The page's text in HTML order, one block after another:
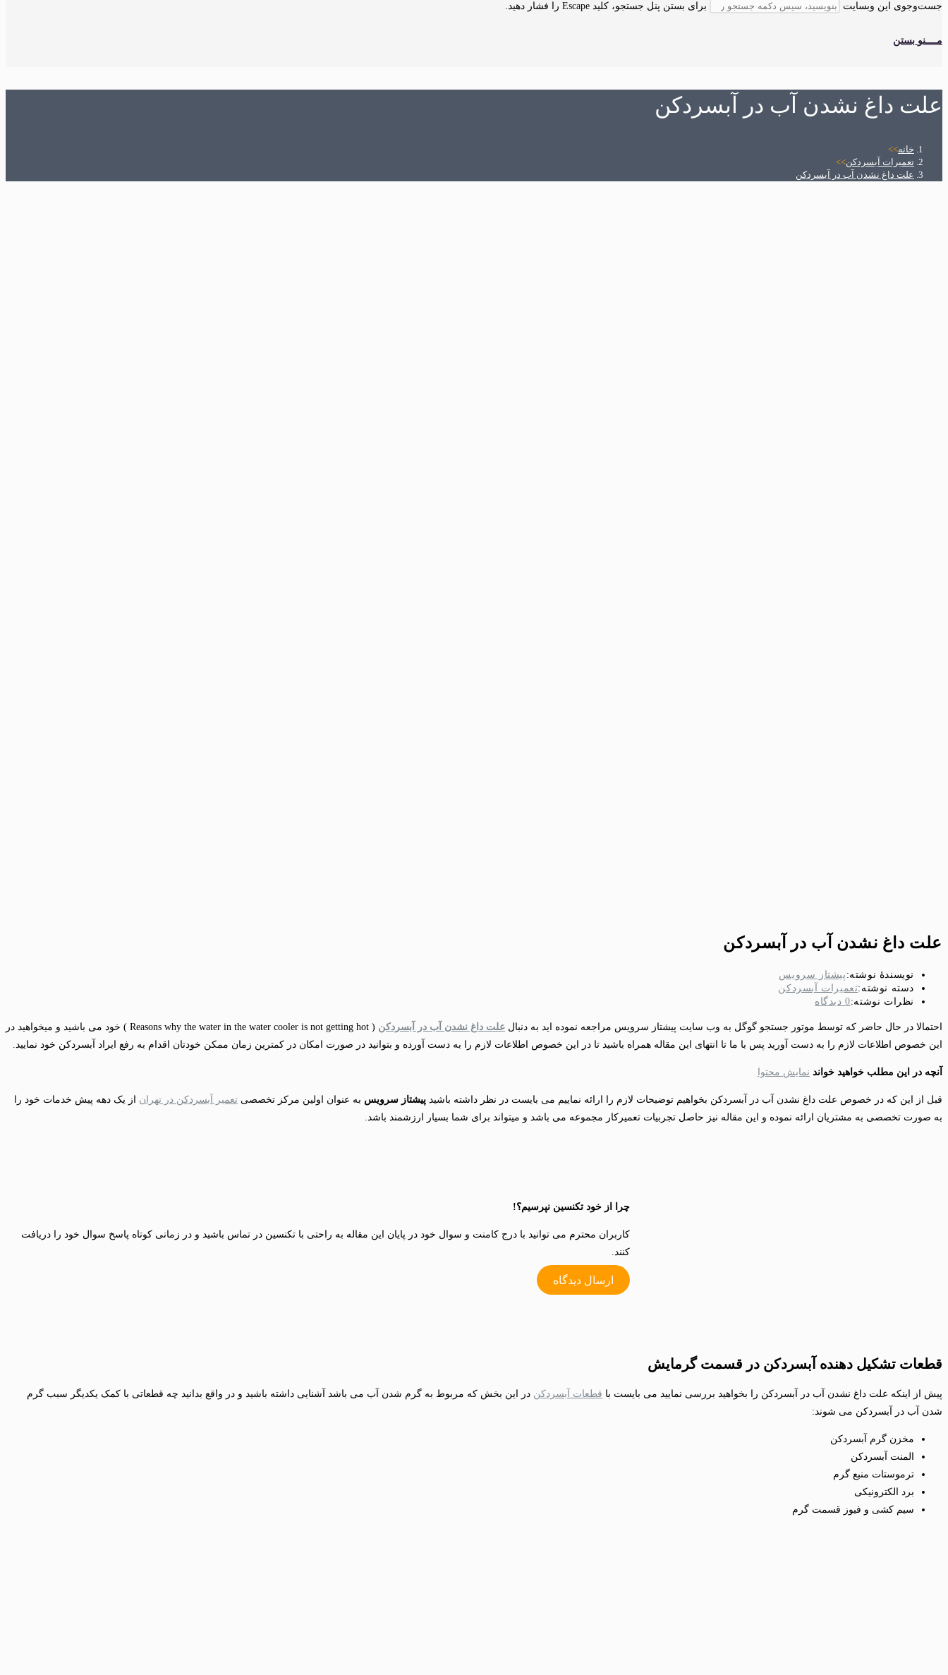
جست‌وجوی این وبسایت برای بستن پنل جستجو، کلید Escape را فشار دهید.
مــــنو بستن
علت داغ نشدن آب در آبسردکن
خانه>>
تعمیرات آبسردکن>>
علت داغ نشدن آب در آبسردکن
علت داغ نشدن آب در آبسردکن
نویسندهٔ نوشته: پیشتاز سرویس
دسته‌ نوشته:تعمیرات آبسردکن
نظرات نوشته:0 دیدگاه
احتمالا در حال حاضر که توسط موتور جستجو گوگل به وب سایت پیشتاز سرویس مراجعه نموده اید به دنبال علت داغ نشدن آب در آبسردکن
( Reasons why the water in the water cooler is not getting hot ) خود می باشید و میخواهید در
این خصوص اطلاعات لازم را به دست آورید پس با ما تا انتهای این مقاله همراه باشید تا در این خصوص اطلاعات لازم را به دست آورده و بتوانید در صورت امکان در کمترین زمان ممکن خودتان اقدام به رفع ایراد آبسردکن خود نمایید.
آنچه در این مطلب خواهید خواند نمایش محتوا
قبل از این که در خصوص علت داغ نشدن آب در آبسردکن بخواهیم توضیحات لازم را ارائه نماییم می بایست در نظر داشته باشید پیشتاز سرویس به عنوان اولین مرکز تخصصی تعمیر آبسردکن در تهران از یک دهه پیش خدمات خود را
به صورت تخصصی به مشتریان ارائه نموده و این مقاله نیز حاصل تجربیات تعمیرکار مجموعه می باشد و میتواند برای شما بسیار ارزشمند باشد.
چرا از خود تکنسین نپرسیم؟!
کاربران محترم می توانید با درج کامنت و سوال خود در پایان این مقاله به راحتی با تکنسین در تماس باشید و در زمانی کوتاه پاسخ سوال خود را دریافت
کنند.
ارسال دیدگاه
قطعات تشکیل دهنده آبسردکن در قسمت گرمایش
پیش از اینکه علت داغ نشدن آب در آبسردکن را بخواهید بررسی نمایید می بایست با قطعات آبسردکن در این بخش که مربوط به گرم شدن آب می باشد آشنایی داشته باشید و در واقع بدانید چه قطعاتی با کمک یکدیگر سبب گرم
شدن آب در آبسردکن می شوند:
مخزن گرم آبسردکن
المنت آبسردکن
ترموستات منبع گرم
برد الکترونیکی
سیم کشی و فیوز قسمت گرم